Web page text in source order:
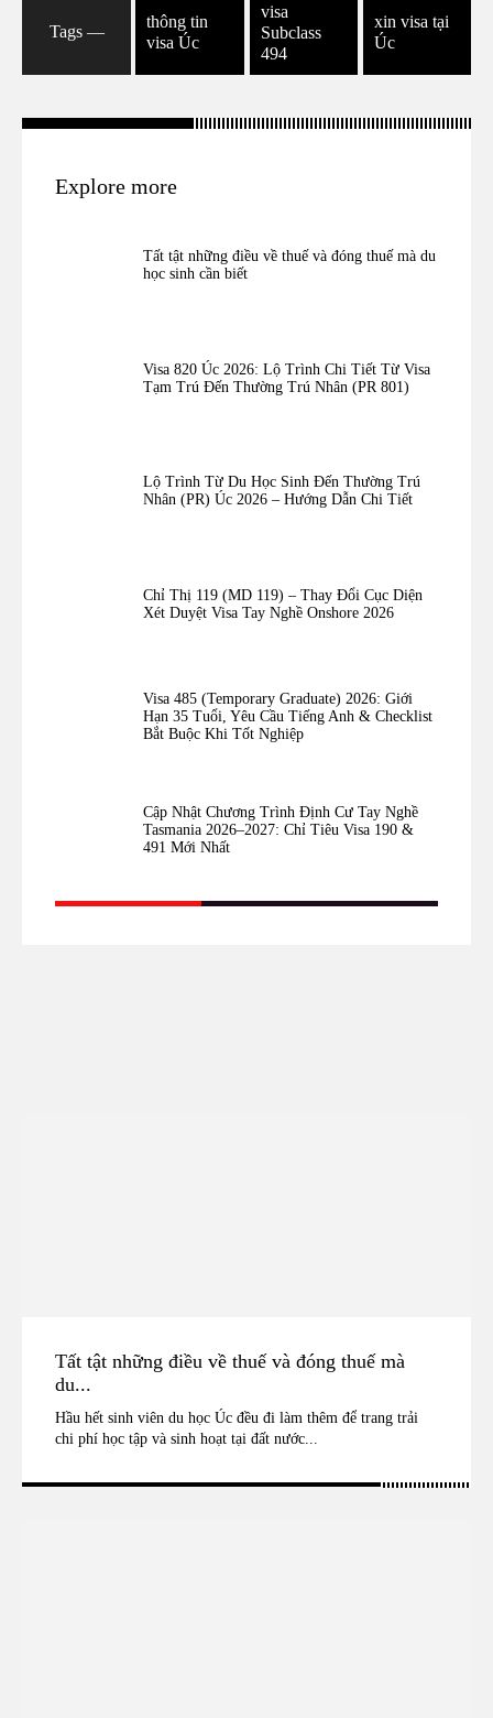
Tags ―
thông tin
visa Úc
visa
Subclass
494
xin visa tại
Úc
Explore more
Tất tật những điều về thuế và đóng thuế mà du
học sinh cần biết
Visa 820 Úc 2026: Lộ Trình Chi Tiết Từ Visa
Tạm Trú Đến Thường Trú Nhân (PR 801)
Lộ Trình Từ Du Học Sinh Đến Thường Trú
Nhân (PR) Úc 2026 – Hướng Dẫn Chi Tiết
Chỉ Thị 119 (MD 119) – Thay Đổi Cục Diện
Xét Duyệt Visa Tay Nghề Onshore 2026
Visa 485 (Temporary Graduate) 2026: Giới
Hạn 35 Tuổi, Yêu Cầu Tiếng Anh & Checklist
Bắt Buộc Khi Tốt Nghiệp
Cập Nhật Chương Trình Định Cư Tay Nghề
Tasmania 2026–2027: Chỉ Tiêu Visa 190 &
491 Mới Nhất
Tất tật những điều về thuế và đóng thuế mà
du...
Hầu hết sinh viên du học Úc đều đi làm thêm để trang trải
chi phí học tập và sinh hoạt tại đất nước...